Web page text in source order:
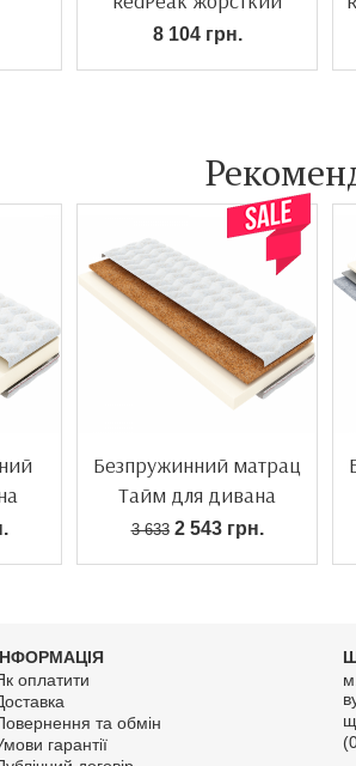
8 104 грн.
Безпружинний матрац
Тайм для дивана
3 6332 543 грн.
оплатити
та обмін
гарантії